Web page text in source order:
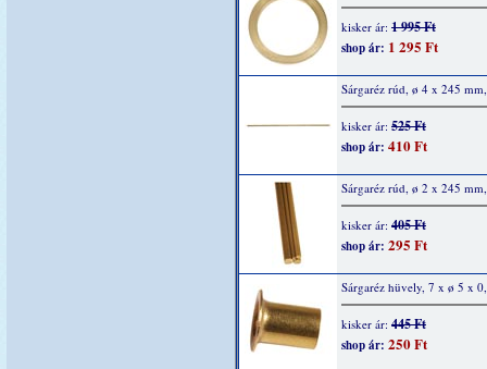
kisker ár: 1 995 Ft
shop ár: 1 295 Ft
Sárgaréz rúd, ø 4 x 245
kisker ár: 525 Ft
shop ár: 410 Ft
Sárgaréz rúd, ø 2 x 245
kisker ár: 405 Ft
shop ár: 295 Ft
Sárgaréz hüvely, 7 x ø 5 x
kisker ár: 445 Ft
shop ár: 250 Ft